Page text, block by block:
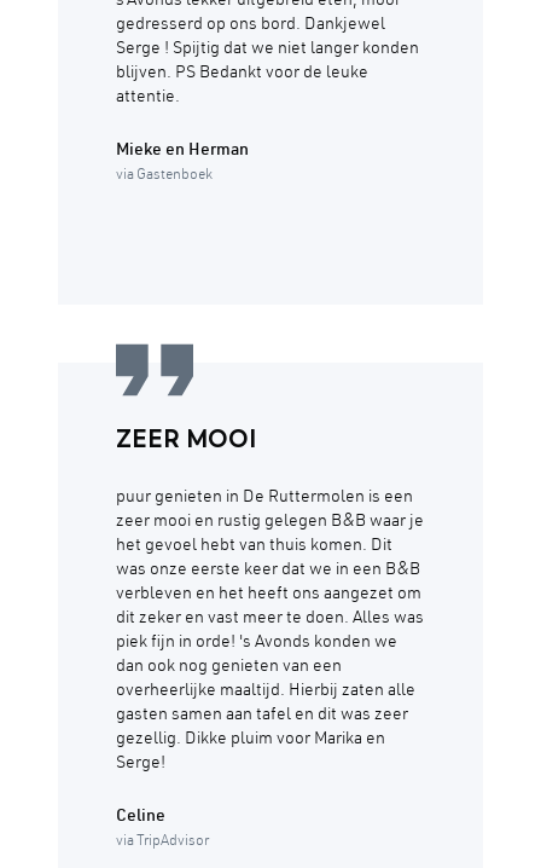
gedresserd op ons bord. Dankjewel
Serge ! Spijtig dat we niet langer konden
blijven. PS Bedankt voor de leuke
attentie.
Mieke en Herman
via Gastenboek
ZEER MOOI
puur genieten in De Ruttermolen is een
zeer mooi en rustig gelegen B&B waar je
het gevoel hebt van thuis komen. Dit
was onze eerste keer dat we in een B&B
verbleven en het heeft ons aangezet om
dit zeker en vast meer te doen. Alles was
piek fijn in orde! 's Avonds konden we
dan ook nog genieten van een
overheerlijke maaltijd. Hierbij zaten alle
gasten samen aan tafel en dit was zeer
gezellig. Dikke pluim voor Marika en
Serge!
Celine
via TripAdvisor